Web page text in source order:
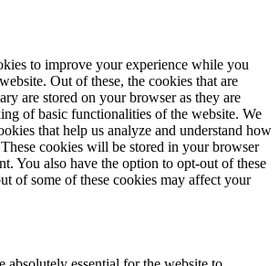
to improve your experience while you
Out of these, the cookies that are
are stored on your browser as they are
of basic functionalities of the website. We
that help us analyze and understand how
cookies will be stored in your browser
You also have the option to opt-out of these
of some of these cookies may affect your